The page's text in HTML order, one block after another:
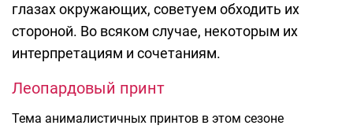
глазах окружающих, советуем обходить их
стороной. Во всяком случае, некоторым их
интерпретациям и сочетаниям.
Леопардовый принт
Тема анималистичных принтов в этом сезоне